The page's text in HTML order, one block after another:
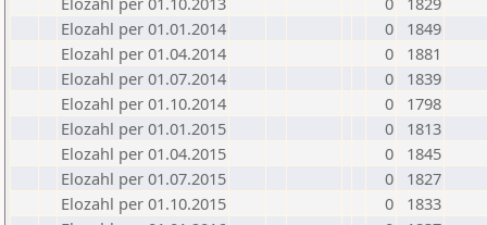
Elozahl per 01.01.2014
0
1849
Elozahl per 01.04.2014
0
1881
Elozahl per 01.07.2014
0
1839
Elozahl per 01.10.2014
0
1798
Elozahl per 01.01.2015
0
1813
Elozahl per 01.04.2015
0
1845
Elozahl per 01.07.2015
0
1827
Elozahl per 01.10.2015
0
1833